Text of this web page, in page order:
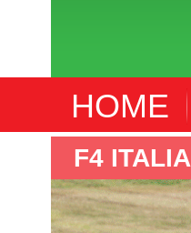
HOME
F4 ITALIA